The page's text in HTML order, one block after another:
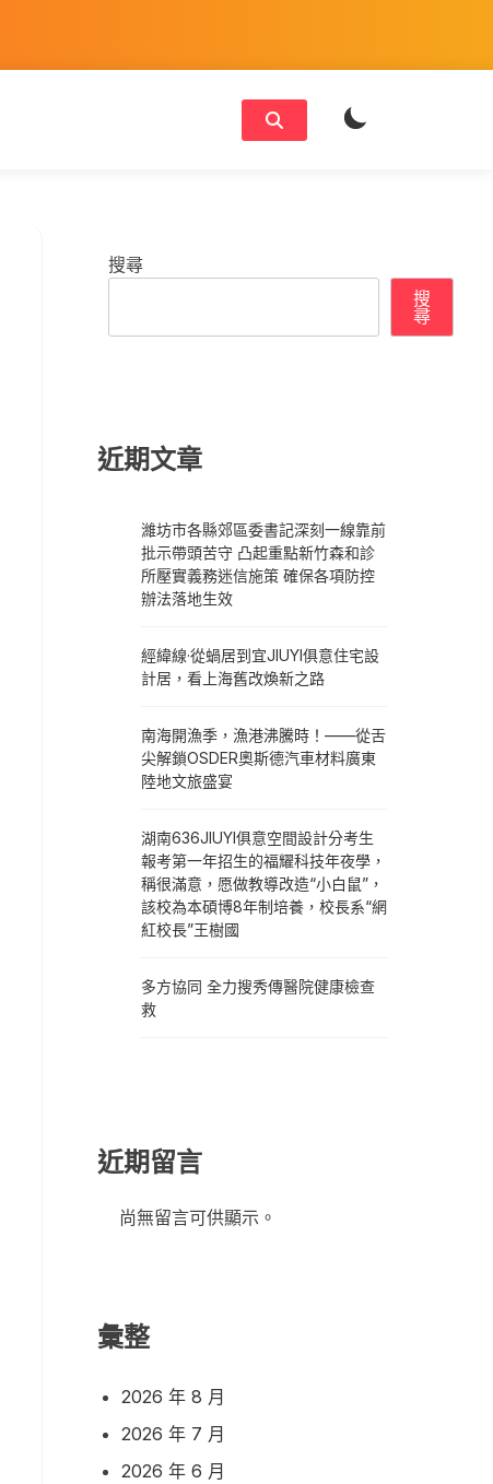
搜尋
搜
尋
近期文章
濰坊市各縣郊區委書記深刻一線靠前
批示帶頭苦守 凸起重點新竹森和診
所壓實義務迷信施策 確保各項防控
辦法落地生效
經緯線·從蝸居到宜JIUYI俱意住宅設
計居，看上海舊改煥新之路
南海開漁季，漁港沸騰時！——從舌
尖解鎖OSDER奧斯德汽車材料廣東
陸地文旅盛宴
湖南636JIUYI俱意空間設計分考生
報考第一年招生的福耀科技年夜學，
稱很滿意，愿做教導改造“小白鼠”，
該校為本碩博8年制培養，校長系“網
紅校長”王樹國
多方協同 全力搜秀傳醫院健康檢查
救
近期留言
尚無留言可供顯示。
彙整
2026 年 8 月
2026 年 7 月
2026 年 6 月